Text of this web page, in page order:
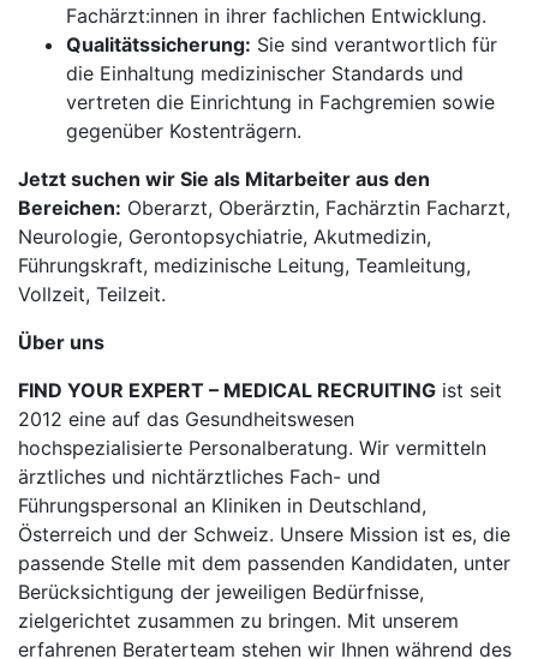
Fachärzt:innen in ihrer fachlichen Entwicklung.
Qualitätssicherung: Sie sind verantwortlich für
die Einhaltung medizinischer Standards und
vertreten die Einrichtung in Fachgremien sowie
gegenüber Kostenträgern.
Jetzt suchen wir Sie als Mitarbeiter aus den
Bereichen: Oberarzt, Oberärztin, Fachärztin Facharzt,
Neurologie, Gerontopsychiatrie, Akutmedizin,
Führungskraft, medizinische Leitung, Teamleitung,
Vollzeit, Teilzeit.
Über uns
FIND YOUR EXPERT – MEDICAL RECRUITING ist seit
2012 eine auf das Gesundheitswesen
hochspezialisierte Personalberatung. Wir vermitteln
ärztliches und nichtärztliches Fach- und
Führungspersonal an Kliniken in Deutschland,
Österreich und der Schweiz. Unsere Mission ist es, die
passende Stelle mit dem passenden Kandidaten, unter
Berücksichtigung der jeweiligen Bedürfnisse,
zielgerichtet zusammen zu bringen. Mit unserem
erfahrenen Beraterteam stehen wir Ihnen während des